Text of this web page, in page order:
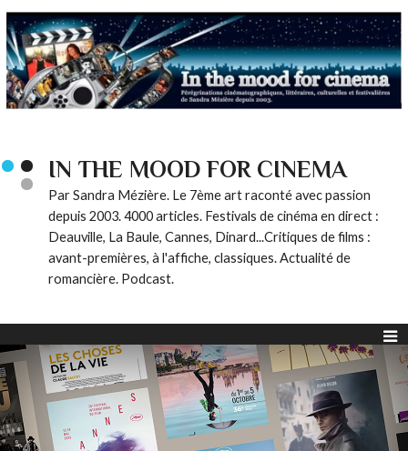
IN THE MOOD FOR CINEMA
Par Sandra Mézière. Le 7ème art raconté avec passion
depuis 2003. 4000 articles. Festivals de cinéma en direct :
Deauville, La Baule, Cannes, Dinard...Critiques de films :
avant-premières, à l'affiche, classiques. Actualité de
romancière. Podcast.